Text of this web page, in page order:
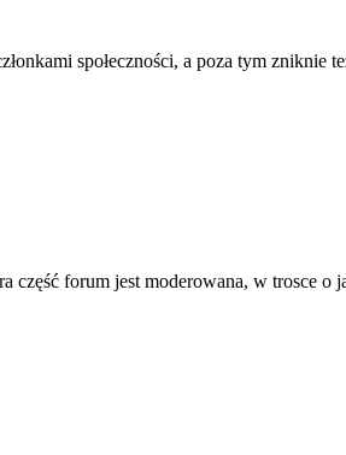
społeczności, a poza tym zniknie
część forum jest moderowana, w trosce